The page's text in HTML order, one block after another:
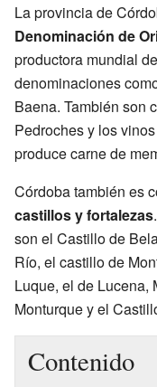
La provincia de
Denominación de
productora mundial
denominaciones
Baena. También son
Pedroches y los
produce carne de
Córdoba también es
castillos y fortalezas
son el Castillo de
Río, el castillo de
Luque, el de Lucena,
Monturque y el
Contenido